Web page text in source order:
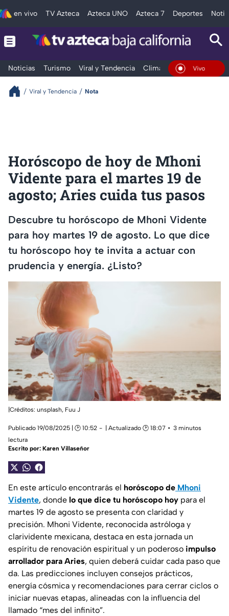
en vivo TV Azteca Azteca UNO Azteca 7 Deportes
Noticias Turismo Viral y Tendencia Clima Deportes
En Vivo
Viral y Tendencia Nota
Horóscopo de hoy de Mhoni
Vidente para el martes 19 de
agosto; Aries cuida tus pasos
Descubre tu horóscopo de Mhoni Vidente
para hoy martes 19 de agosto. Lo que dice
tu horóscopo hoy te invita a actuar con
prudencia y energía. ¿Listo?
|Créditos: unsplash, Fuu J
Publicado 19/08/2025 | 🕑 10:52 | Actualizado 🕑 18:07
3 minutos
lectura
Escrito por: Karen Villaseñor
En este artículo encontrarás el horóscopo de Mhoni
Vidente, donde lo que dice tu horóscopo hoy para el
martes 19 de agosto se presenta con claridad y
precisión. Mhoni Vidente, reconocida astróloga y
clarividente mexicana, destaca en esta jornada un
espíritu de renovación espiritual y un poderoso impulso
arrollador para Aries, quien deberá cuidar cada paso que
da. Las predicciones incluyen consejos prácticos,
energía cósmica y recomendaciones para cerrar ciclos o
iniciar nuevas etapas, alineadas con la influencia del
llamado “mes del infinito”.